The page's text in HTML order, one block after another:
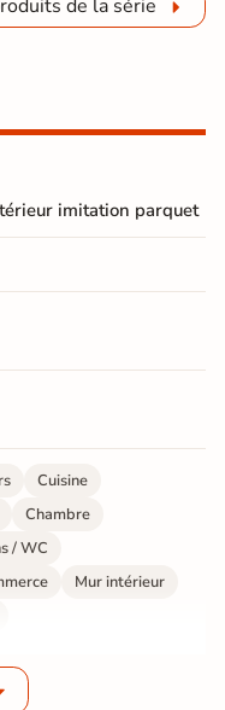
de la série
imitation parquet
Cuisine
Chambre
/ WC
Mur intérieur
pleine masse